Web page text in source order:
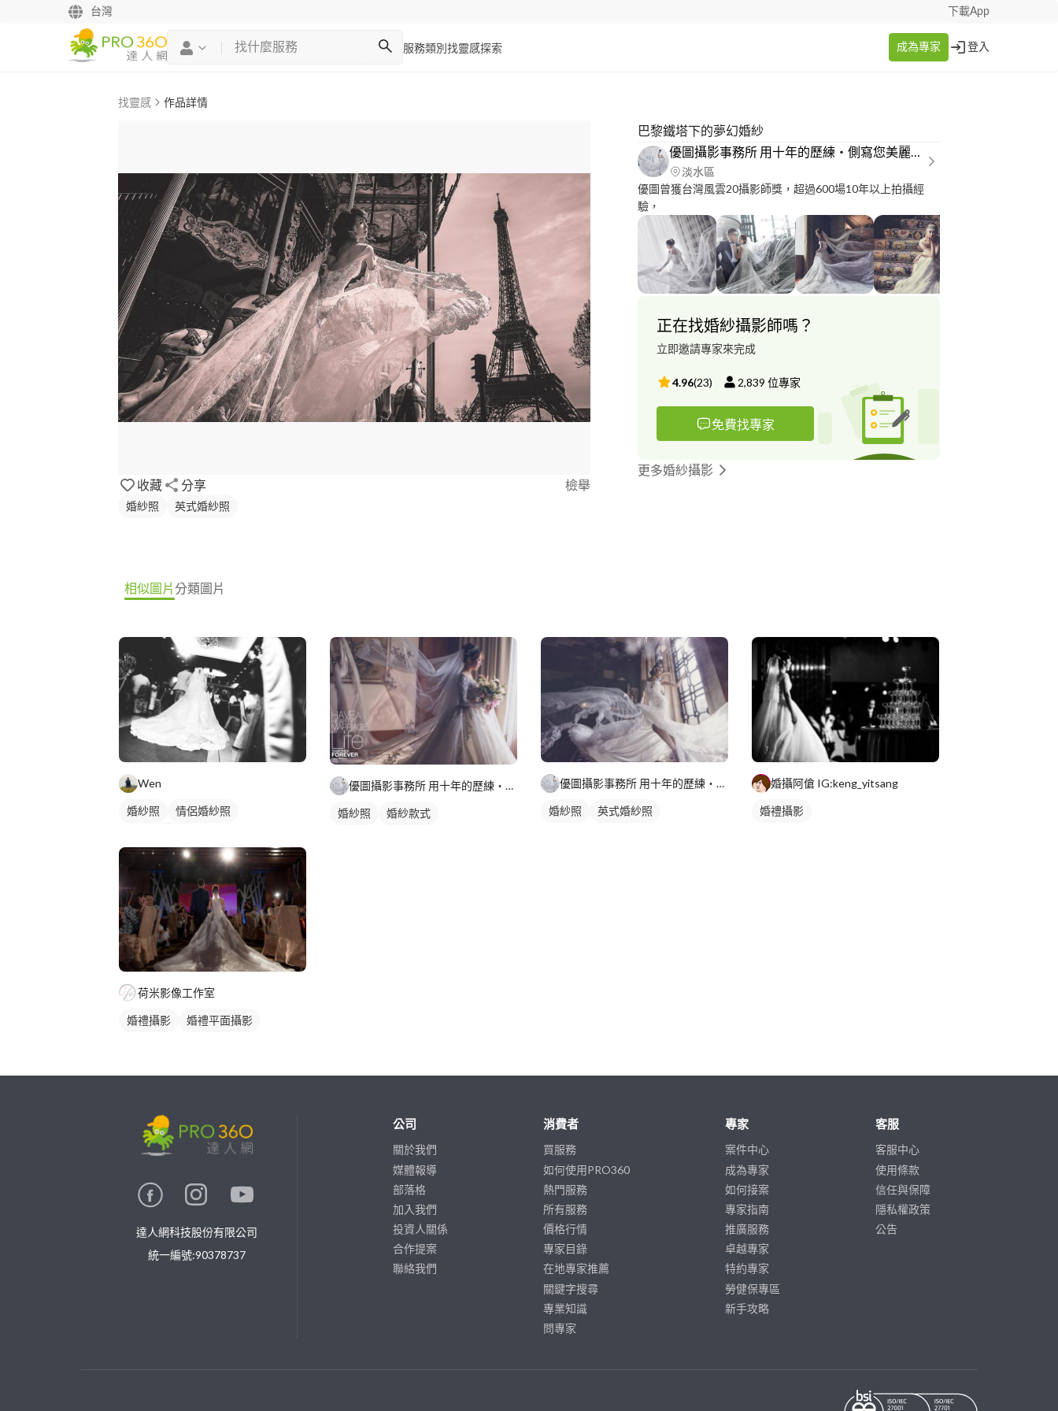
台灣 下載App
服務類別 找靈感探索 成為專家 登入
找靈感 作品詳情
收藏 分享 檢舉
婚紗照 英式婚紗照
巴黎鐵塔下的夢幻婚紗
優圖攝影事務所 用十年的歷練・側寫您美麗的一刻....
淡水區
優圖曾獲台灣風雲20攝影師獎，超過600場10年以上拍攝經
驗，
正在找婚紗攝影師嗎？
立即邀請專家來完成
4.96(23) 2,839 位專家
免費找專家
更多婚紗攝影
相似圖片分類圖片
Wen
婚紗照
情侶婚紗照
荷米影像工作室
婚禮攝影 婚禮平面攝影
優圖攝影事務所 用十年的歷練・側寫您美麗的一刻....
婚紗照 婚紗款式
優圖攝影事務所 用十年的歷練・側寫您美麗的一刻....
婚紗照 英式婚紗照
婚攝阿傖 IG:keng_yitsang
婚禮攝影
達人網科技股份有限公司
統一編號:90378737
公司
關於我們
媒體報導
部落格
加入我們
投資人關係
合作提案
聯絡我們
消費者
買服務
如何使用PRO360
熱門服務
所有服務
價格行情
專家目錄
在地專家推薦
關鍵字搜尋
專業知識
問專家
專家
案件中心
成為專家
如何接案
專家指南
推廣服務
卓越專家
特約專家
勞健保專區
新手攻略
客服
客服中心
使用條款
信任與保障
隱私權政策
公告